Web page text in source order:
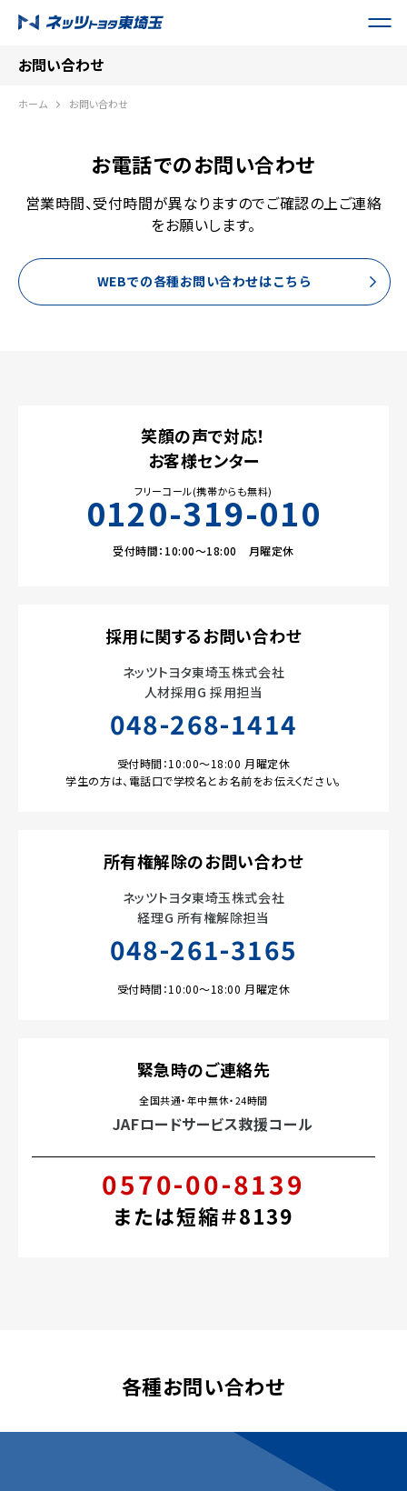
お問い合わせ
ホーム お問い合わせ
お電話でのお問い合わせ
営業時間、受付時間が異なりますのでご確認の上ご連絡
をお願いします。
WEBでの各種お問い合わせはこちら
笑顔の声で対応！
お客様センター
フリーコール(携帯からも無料)
0120-319-010
受付時間：10:00～18:00 月曜定休
採用に関するお問い合わせ
ネッツトヨタ東埼玉株式会社
人材採用G 採用担当
048-268-1414
受付時間：10:00～18:00 月曜定休
学生の方は、電話口で学校名とお名前をお伝えください。
所有権解除のお問い合わせ
ネッツトヨタ東埼玉株式会社
経理G 所有権解除担当
048-261-3165
受付時間：10:00～18:00 月曜定休
緊急時のご連絡先
全国共通・年中無休・24時間
JAFロードサービス救援コール
0570-00-8139
または短縮＃8139
各種お問い合わせ